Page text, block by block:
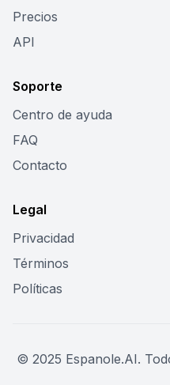
Precios
API
Soporte
Centro de ayuda
FAQ
Contacto
Legal
Privacidad
Términos
Políticas
© 2025 Espanole.AI.